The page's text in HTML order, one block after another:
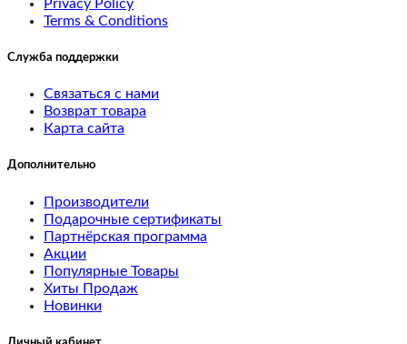
PDAs
Cameras
Players
5
Privacy Policy
Terms & Conditions
Служба поддержки
Связаться с нами
Возврат товара
Карта сайта
Дополнительно
Производители
Подарочные сертификаты
Партнёрская программа
Акции
Популярные Товары
Хиты Продаж
Новинки